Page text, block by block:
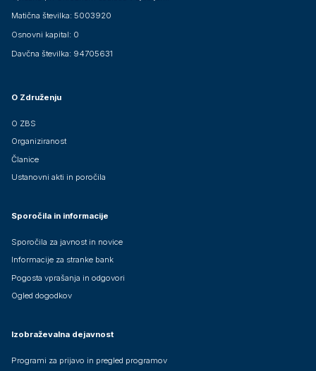
Matična številka: 5003920
Osnovni kapital: 0
Davčna številka: 94705631
O Združenju
O ZBS
Organiziranost
Članice
Ustanovni akti in poročila
Sporočila in informacije
Sporočila za javnost in novice
Informacije za stranke bank
Pogosta vprašanja in odgovori
Ogled dogodkov
Izobraževalna dejavnost
Programi za prijavo in pregled programov